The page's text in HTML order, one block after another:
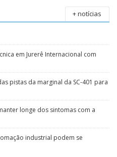
+ notícias
em Jurerê Internacional com
pistas da marginal da SC-401 para
longe dos sintomas com a
industrial podem se